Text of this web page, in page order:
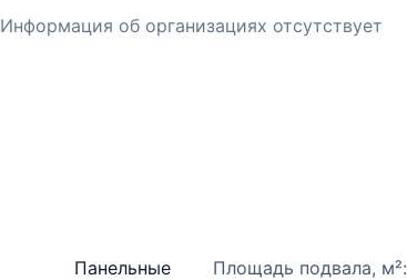
Информация об организациях отсутствует
Панельные Площадь подвала, м²: